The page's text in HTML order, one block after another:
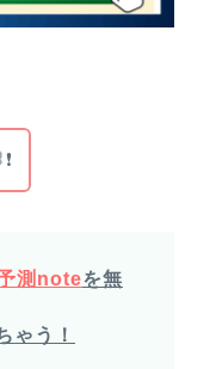
測noteを無
ゃう！